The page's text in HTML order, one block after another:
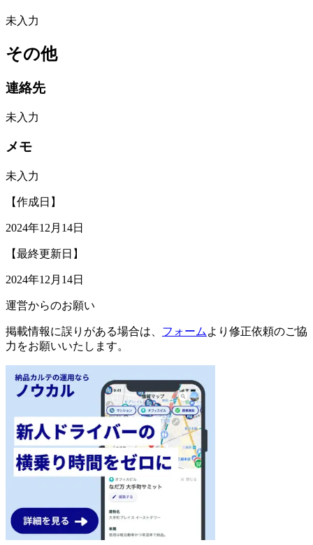
未入力
その他
連絡先
未入力
メモ
未入力
【作成日】
2024年12月14日
【最終更新日】
2024年12月14日
運営からのお願い
掲載情報に誤りがある場合は、 フォーム より修正依頼のご協
力をお願いいたします。